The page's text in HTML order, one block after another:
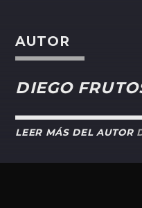
AUTOR
DIEGO
LEER MÁS DEL AUTOR